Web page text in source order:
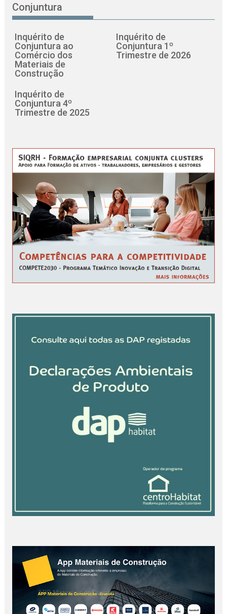
Conjuntura
Inquérito de
Conjuntura ao
Comércio dos
Materiais de
Construção
Inquérito de
Conjuntura 1º
Trimestre de 2026
Inquérito de
Conjuntura 4º
Trimestre de 2025